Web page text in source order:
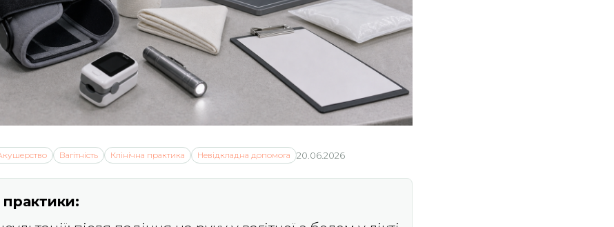
Вагітність Клінічна практика Невідкладна допомога 20.06.2026